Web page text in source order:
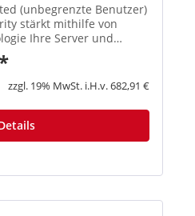
(unbegrenzte Benutzer)
stärkt mithilfe von
Ihre Server und
Angriffen und
Sie sicher
Web Access...
zzgl. 19% MwSt. i.H.v. 682,91 €